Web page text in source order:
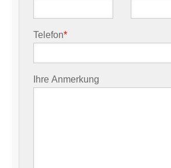
Telefon*
Ihre Anmerkung